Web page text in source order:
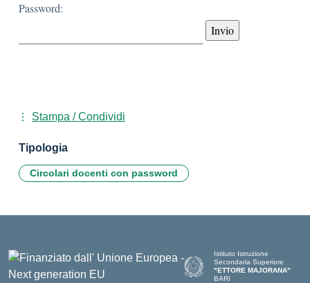
Password:
Stampa / Condividi
Tipologia
Circolari docenti con password
Istituto Istruzione
Secondaria Superiore
"ETTORE MAJORANA"
BARI